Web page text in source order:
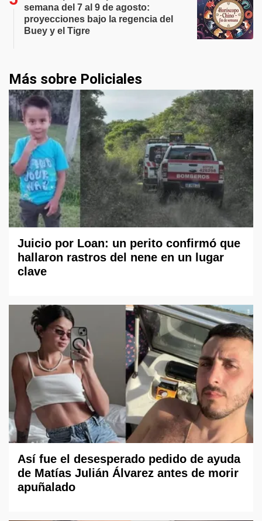
semana del 7 al 9 de agosto:
proyecciones bajo la regencia del
Buey y el Tigre
Más sobre Policiales
Juicio por Loan: un perito confirmó que
hallaron rastros del nene en un lugar
clave
Así fue el desesperado pedido de ayuda
de Matías Julián Álvarez antes de morir
apuñalado